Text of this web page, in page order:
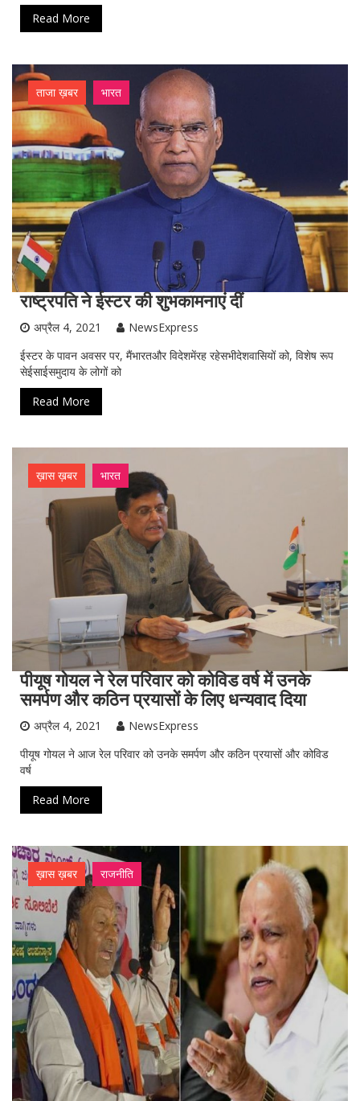
Read More
ताजा ख़बर भारत
राष्ट्रपति ने ईस्टर की शुभकामनाएं दीं
अप्रैल 4, 2021
NewsExpress
ईस्‍टर के पावन अवसर पर, मैंभारतऔर विदेशमेंरह रहेसभीदेशवासियों को, विशेष रूप
सेईसाईसमुदाय के लोगों को
Read More
ख़ास ख़बर भारत
पीयूष गोयल ने रेल परिवार को कोविड वर्ष में उनके
समर्पण और कठिन प्रयासों के लिए धन्यवाद दिया
अप्रैल 4, 2021
NewsExpress
पीयूष गोयल ने आज रेल परिवार को उनके समर्पण और कठिन प्रयासों और कोविड
वर्ष
Read More
ख़ास ख़बर राजनीति